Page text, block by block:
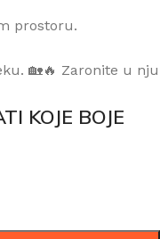
prostoru.
🏡🔥 Zaronite u nju
KOJE BOJE